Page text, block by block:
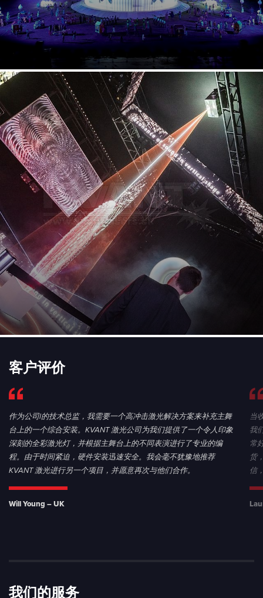
客户评价
作为公司l的技术总监，我需要一个高冲击激光解决方案来补充主舞
台上的一个综合安装。KVANT 激光公司为我们提供了一个令人印象
深刻的全彩激光灯，并根据主舞台上的不同表演进行了专业的编
程。由于时间紧迫，硬件安装迅速安全。我会毫不犹豫地推荐
KVANT 激光进行另一个项目，并愿意再次与他们合作。
Will Young – UK
当
我
常
货
信
我们的服务